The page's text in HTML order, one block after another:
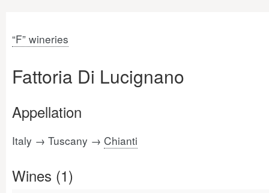
“F” wineries
Fattoria Di Lucignano
Appellation
Italy → Tuscany → Chianti
Wines (1)